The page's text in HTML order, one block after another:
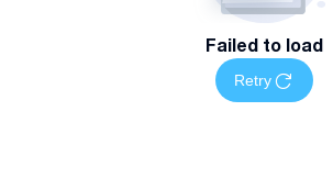
Failed to load
Retry